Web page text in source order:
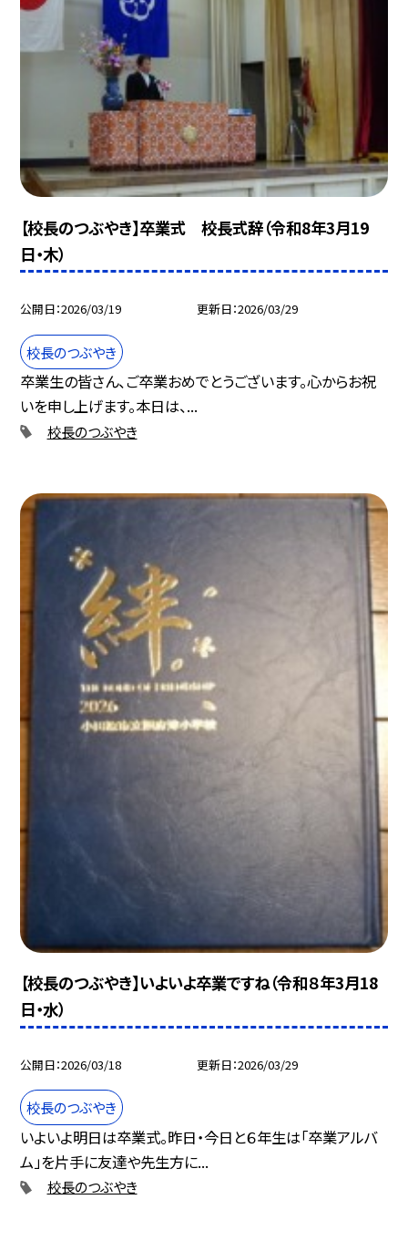
【校長のつぶやき】卒業式 校長式辞（令和8年3月19
日・木）
公開日 2026/03/19 更新日 2026/03/29
校長のつぶやき
卒業生の皆さん、ご卒業おめでとうございます。心からお祝
いを申し上げます。本日は、...
校長のつぶやき
【校長のつぶやき】いよいよ卒業ですね（令和８年3月18
日・水）
公開日 2026/03/18 更新日 2026/03/29
校長のつぶやき
いよいよ明日は卒業式。昨日・今日と６年生は「卒業アルバ
ム」を片手に友達や先生方に...
校長のつぶやき